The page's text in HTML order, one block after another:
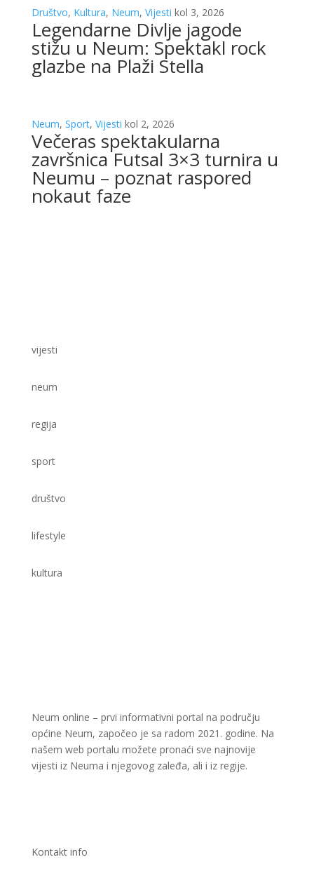
Društvo, Kultura, Neum, Vijesti kol 3, 2026
Legendarne Divlje jagode
stižu u Neum: Spektakl rock
glazbe na Plaži Stella
Neum, Sport, Vijesti kol 2, 2026
Večeras spektakularna
završnica Futsal 3×3 turnira u
Neumu – poznat raspored
nokaut faze
vijesti
neum
regija
sport
društvo
lifestyle
kultura
Neum online – prvi informativni portal na području
općine Neum, započeo je sa radom 2021. godine. Na
našem web portalu možete pronaći sve najnovije
vijesti iz Neuma i njegovog zaleđa, ali i iz regije.
Kontakt info